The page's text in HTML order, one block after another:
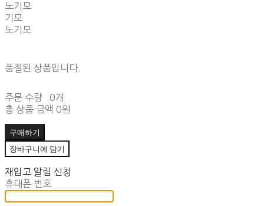
노기모
기모
노기모
품절된 상품입니다.
주문 수량
0개
총 상품 금액 0원
구매하기
장바구니에 담기
재입고 알림 신청
휴대폰 번호